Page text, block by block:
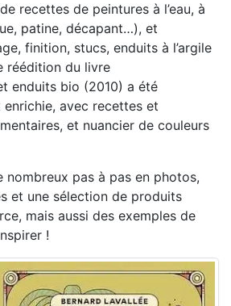
recettes de peintures à l’eau, à
patine, décapant…), et
finition, stucs, enduits à l’argile
réédition du livre
enduits bio (2010) a été
avec recettes et
et nuancier de couleurs
nombreux pas à pas en photos,
et une sélection de produits
mais aussi des exemples de
!